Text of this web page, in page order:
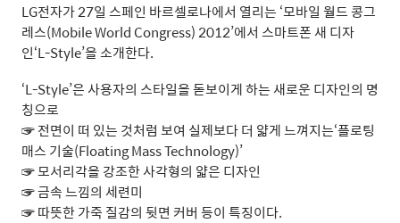
LG전자가 27일 스페인 바르셀로나에서 열리는 ‘모바일 월드 콩그
레스(Mobile World Congress) 2012’에서 스마트폰 새 디자
인‘L-Style’을 소개한다.
‘L-Style’은 사용자의 스타일을 돋보이게 하는 새로운 디자인의 명
칭으로
☞ 전면이 떠 있는 것처럼 보여 실제보다 더 얇게 느껴지는‘플로팅
매스 기술(Floating Mass Technology)’
☞모서리각을 강조한 사각형의 얇은 디자인
☞금속 느낌의 세련미
☞따뜻한 가죽 질감의 뒷면 커버 등이 특징이다.